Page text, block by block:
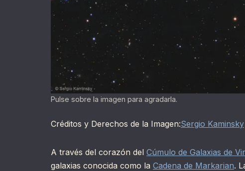
Pulse sobre la imagen para agradarla.
Créditos y Derechos de la Imagen:Sergio Kaminsky
A través del corazón del Cúmulo de Galaxias de
galaxias conocida como la Cadena de Markarian.